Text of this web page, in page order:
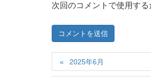
次回のコメントで使用す
2025年6月